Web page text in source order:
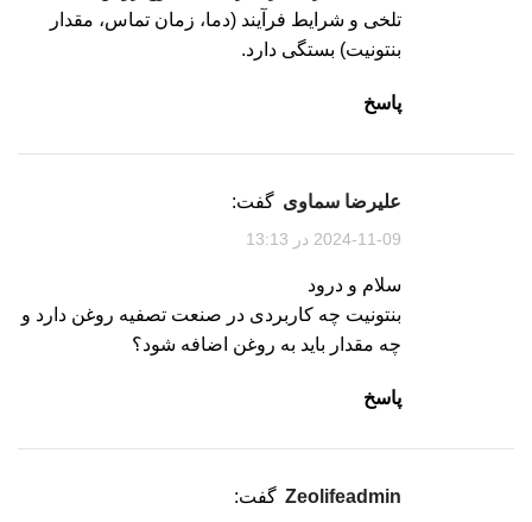
تلخی و شرایط فرآیند (دما، زمان تماس، مقدار
بنتونیت) بستگی دارد.
پاسخ
علیرضا سماوی گفت:
2024-11-09 در 13:13
سلام و درود
بنتونیت چه کاربردی در صنعت تصفیه روغن دارد و
چه مقدار باید به روغن اضافه شود؟
پاسخ
zeolifeadmin گفت: